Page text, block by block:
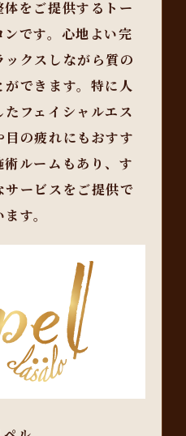
をご提供するトー
です。心地よい完
クスしながら質の
できます。特に人
フェイシャルエス
の疲れにもおすす
ルームもあり、す
ービスをご提供で
す。